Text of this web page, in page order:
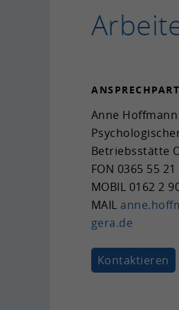
Anne Hoff­mann
Be­triebs­stät­te
FON 0365 55
MOBIL 0162 2
MAIL
gera.de
Kon­tak­tie­ren